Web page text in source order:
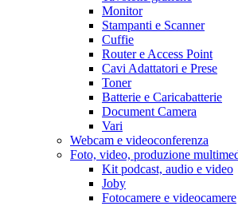
Monitor
Stampanti e Scanner
Cuffie
Router e Access Point
Cavi Adattatori e Prese
Toner
Batterie e Caricabatterie
Document Camera
Vari
Webcam e videoconferenza
Foto, video, produzione
Kit podcast, audio e video
Joby
Fotocamere e videocamere